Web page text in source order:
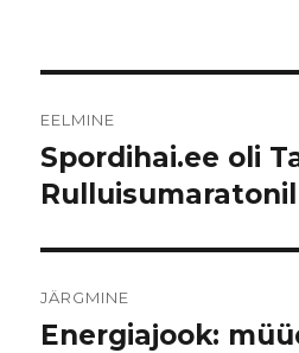
EELMINE
Eelmine
postitus:
Spordihai.ee oli
Rulluisumaratonil
JÄRGMINE
Järgmine
Energiajook: